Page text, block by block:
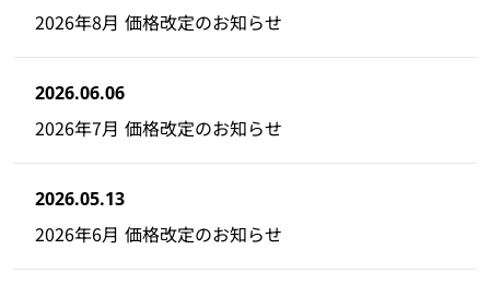
2026年8月 価格改定のお知らせ
2026.06.06
2026年7月 価格改定のお知らせ
2026.05.13
2026年6月 価格改定のお知らせ